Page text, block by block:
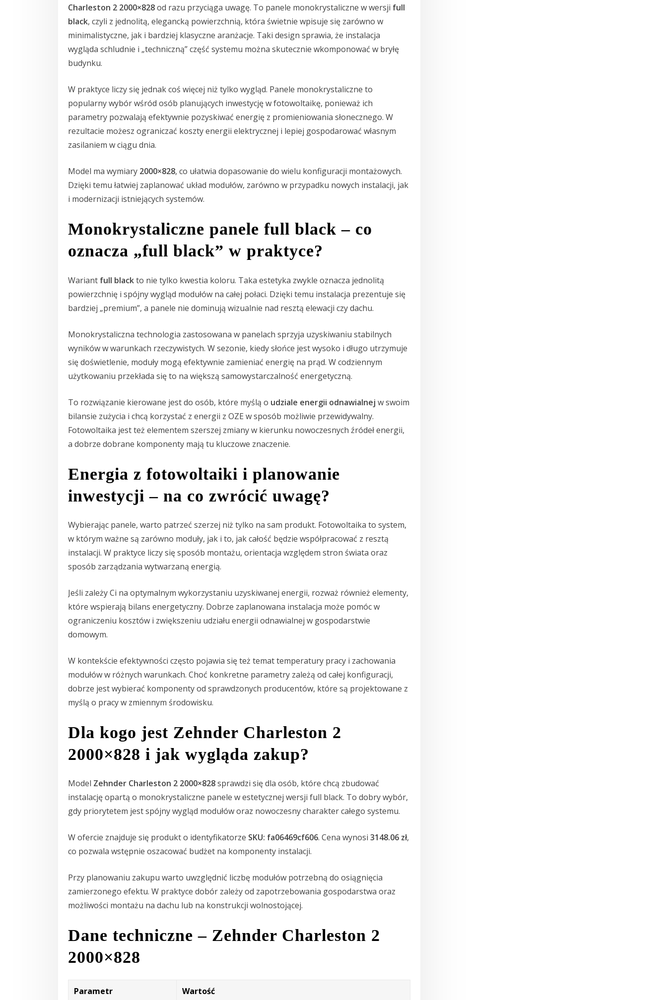
Charleston 2 2000×828od razu przyciąga uwagę. To panele monokrystaliczne w wersji full
black, czyli z jednolitą, elegancką powierzchnią, która świetnie wpisuje się zarówno w
minimalistyczne, jak i bardziej klasyczne aranżacje. Taki design sprawia, że instalacja
wygląda schludnie i „techniczną” część systemu można skutecznie wkomponować w bryłę
budynku.
W praktyce liczy się jednak coś więcej niż tylko wygląd. Panele monokrystaliczne to
popularny wybór wśród osób planujących inwestycję w fotowoltaikę, ponieważ ich
parametry pozwalają efektywnie pozyskiwać energię z promieniowania słonecznego. W
rezultacie możesz ograniczać koszty energii elektrycznej i lepiej gospodarować własnym
zasilaniem w ciągu dnia.
Model ma wymiary 2000×828, co ułatwia dopasowanie do wielu konfiguracji montażowych.
Dzięki temu łatwiej zaplanować układ modułów, zarówno w przypadku nowych instalacji, jak
i modernizacji istniejących systemów.
Monokrystaliczne panele full black – co
oznacza „full black” w praktyce?
Wariant full blackto nie tylko kwestia koloru. Taka estetyka zwykle oznacza jednolitą
powierzchnię i spójny wygląd modułów na całej połaci. Dzięki temu instalacja prezentuje się
bardziej „premium”, a panele nie dominują wizualnie nad resztą elewacji czy dachu.
Monokrystaliczna technologia zastosowana w panelach sprzyja uzyskiwaniu stabilnych
wyników w warunkach rzeczywistych. W sezonie, kiedy słońce jest wysoko i długo utrzymuje
się doświetlenie, moduły mogą efektywnie zamieniać energię na prąd. W codziennym
użytkowaniu przekłada się to na większą samowystarczalność energetyczną.
To rozwiązanie kierowane jest do osób, które myślą o udziale energii odnawialnej w swoim
bilansie zużycia i chcą korzystać z energii z OZE w sposób możliwie przewidywalny.
Fotowoltaika jest też elementem szerszej zmiany w kierunku nowoczesnych źródeł energii,
a dobrze dobrane komponenty mają tu kluczowe znaczenie.
Energia z fotowoltaiki i planowanie
inwestycji – na co zwrócić uwagę?
Wybierając panele, warto patrzeć szerzej niż tylko na sam produkt. Fotowoltaika to system,
w którym ważne są zarówno moduły, jak i to, jak całość będzie współpracować z resztą
instalacji. W praktyce liczy się sposób montażu, orientacja względem stron świata oraz
sposób zarządzania wytwarzaną energią.
Jeśli zależy Ci na optymalnym wykorzystaniu uzyskiwanej energii, rozważ również elementy,
które wspierają bilans energetyczny. Dobrze zaplanowana instalacja może pomóc w
ograniczeniu kosztów i zwiększeniu udziału energii odnawialnej w gospodarstwie
domowym.
W kontekście efektywności często pojawia się też temat temperatury pracy i zachowania
modułów w różnych warunkach. Choć konkretne parametry zależą od całej konfiguracji,
dobrze jest wybierać komponenty od sprawdzonych producentów, które są projektowane z
myślą o pracy w zmiennym środowisku.
Dla kogo jest Zehnder Charleston 2
2000×828 i jak wygląda zakup?
Model Zehnder Charleston 2 2000×828sprawdzi się dla osób, które chcą zbudować
instalację opartą o monokrystaliczne panele w estetycznej wersji full black. To dobry wybór,
gdy priorytetem jest spójny wygląd modułów oraz nowoczesny charakter całego systemu.
W ofercie znajduje się produkt o identyfikatorze SKU: fa06469cf606. Cena wynosi 3148.06 zł,
co pozwala wstępnie oszacować budżet na komponenty instalacji.
Przy planowaniu zakupu warto uwzględnić liczbę modułów potrzebną do osiągnięcia
zamierzonego efektu. W praktyce dobór zależy od zapotrzebowania gospodarstwa oraz
możliwości montażu na dachu lub na konstrukcji wolnostojącej.
Dane techniczne – Zehnder Charleston 2
2000×828
Parametr Wartość